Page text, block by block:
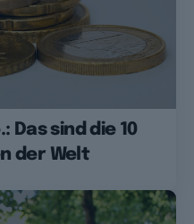
Das sind die 10
der Welt